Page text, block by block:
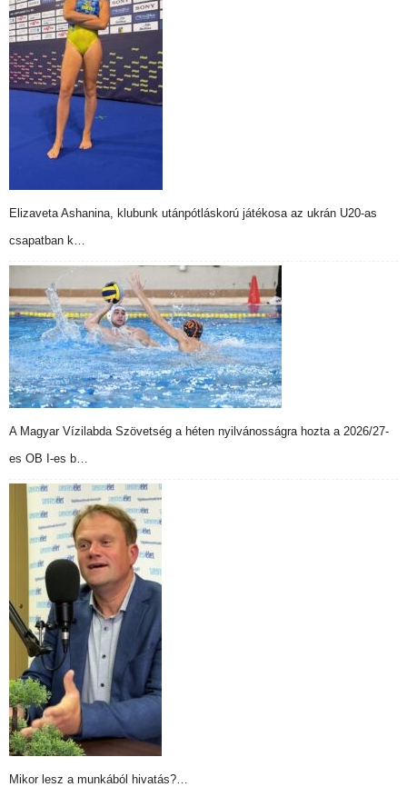
Elizaveta Ashanina, klubunk utánpótláskorú játékosa az ukrán U20-as
csapatban k…
A Magyar Vízilabda Szövetség a héten nyilvánosságra hozta a 2026/27-
es OB I-es b…
Mikor lesz a munkából hivatás?…